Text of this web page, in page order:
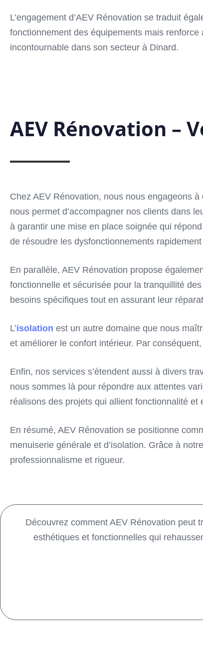
L’engagement d’AEV Rénovation se traduit
fonctionnement des équipements mais
incontournable dans son secteur à Dinard.
AEV Rénovation –
Chez AEV Rénovation, nous nous engageons
nous permet d’accompagner nos clients dans
à garantir une mise en place soignée qui
de résoudre les dysfonctionnements
En parallèle, AEV Rénovation propose
fonctionnelle et sécurisée pour la tranquillité
besoins spécifiques tout en assurant leur
L’isolation est un autre domaine que nous
et améliorer le confort intérieur. Par
Enfin, nos services s’étendent aussi à divers
nous sommes là pour répondre aux attentes
réalisons des projets qui allient fonctionnalité et
En résumé, AEV Rénovation se positionne
menuiserie générale et d’isolation. Grâce à
professionnalisme et rigueur.
Découvrez comment AEV Rénovation peut
esthétiques et fonctionnelles qui